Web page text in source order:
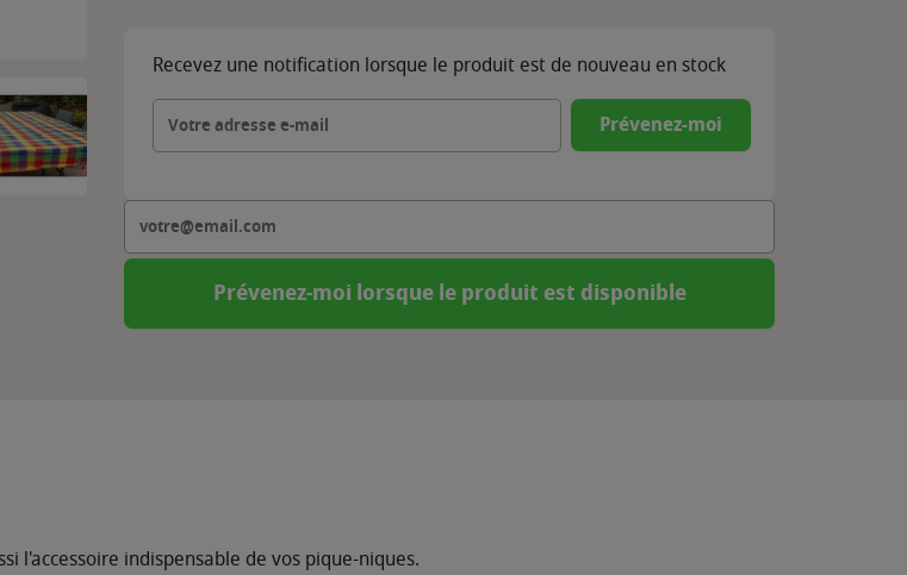
Recevez une notification lorsque le produit est de nouveau en stock
Prévenez-moi
Prévenez-moi lorsque le produit est disponible
l'accessoire indispensable de vos pique-niques.